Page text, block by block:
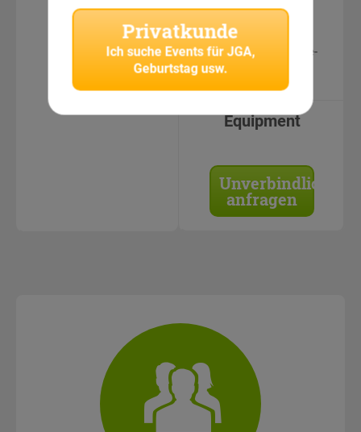
CityHunters
Teamguides
Geschützte Online-
Bildergalerie
Equipment
Unverbindlich
anfragen
Privatkunde
Ich suche Events für JGA,
Geburtstag usw.